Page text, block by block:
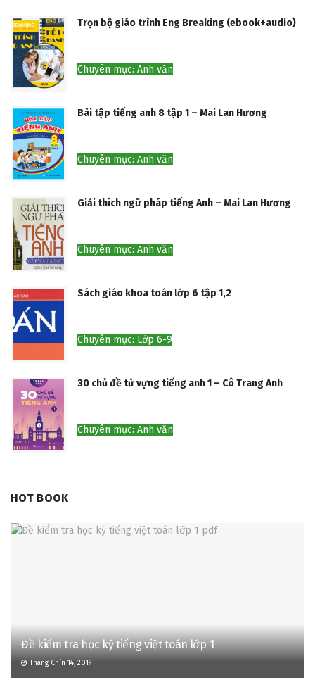
Trọn bộ giáo trình Eng Breaking (ebook+audio)
Chuyên mục: Anh văn
Bài tập tiếng anh 8 tập 1 – Mai Lan Hương
Chuyên mục: Anh văn
Giải thích ngữ pháp tiếng Anh – Mai Lan Hương
Chuyên mục: Anh văn
Sách giáo khoa toán lớp 6 tập 1,2
Chuyên mục: Lớp 6-9
30 chủ đề từ vựng tiếng anh 1 – Cô Trang Anh
Chuyên mục: Anh văn
HOT BOOK
Đề kiểm tra học kỳ tiếng việt toán lớp 1
Tháng Chín 14, 2019